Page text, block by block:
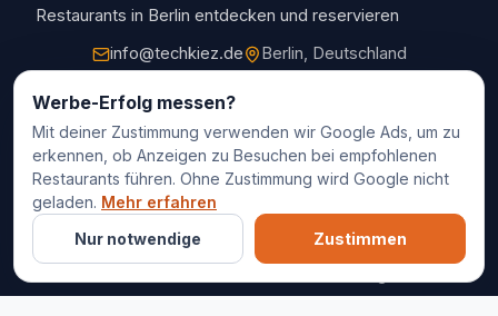
Restaurants in Berlin entdecken und reservieren
info@techkiez.de
Berlin, Deutschland
Restaurants
Restaurantauswahl
Für Unternehmen
Kontakt
© 2025 techkiez. Alle Rechte vorbehalten.
Werbe-Erfolg messen?
Mit deiner Zustimmung verwenden wir Google Ads, um zu
erkennen, ob Anzeigen zu Besuchen bei empfohlenen
Restaurants führen. Ohne Zustimmung wird Google nicht
geladen. Mehr erfahren
Nur notwendige
Zustimmen